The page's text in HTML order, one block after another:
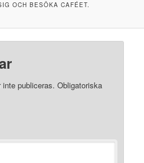
OCH BESÖKA CAFÉET.
publiceras. Obligatoriska